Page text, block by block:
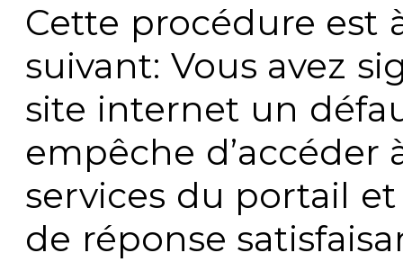
Cette procédure est
suivant: Vous avez
site internet un
empêche
services du portail
de réponse